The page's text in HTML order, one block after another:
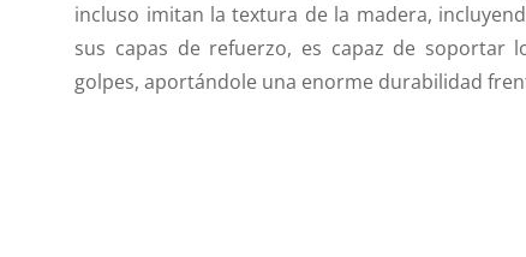
incluso imitan la textura de la madera,
sus capas de refuerzo, es capaz de soportar
golpes, aportándole una enorme durabilidad